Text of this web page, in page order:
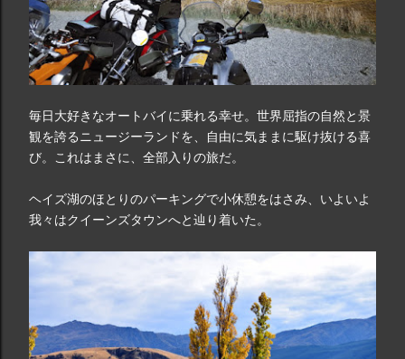
毎日大好きなオートバイに乗れる幸せ。世界屈指の自然と景
観を誇るニュージーランドを、自由に気ままに駆け抜ける喜
び。これはまさに、全部入りの旅だ。
ヘイズ湖のほとりのパーキングで小休憩をはさみ、いよいよ
我々はクイーンズタウンへと辿り着いた。